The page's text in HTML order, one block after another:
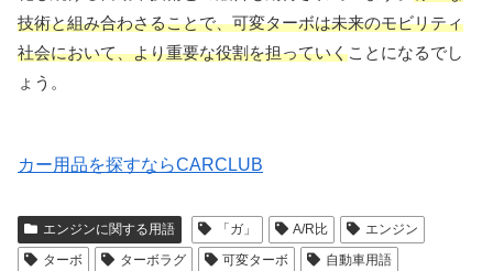
技術と組み合わさることで、可変ターボは未来のモビリティ
社会において、より重要な役割を担っていくことになるでし
ょう。
カー用品を探すならCARCLUB
エンジンに関する用語 「ガ」 A/R比
エンジン
ターボ
ターボラグ 可変ターボ
自動車用語